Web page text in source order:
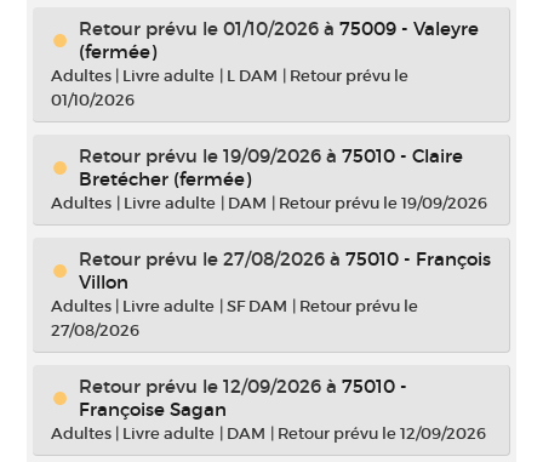
Retour prévu le 01/10/2026 à 75009 - Valeyre
(fermée)
Adultes | Livre adulte | L DAM | Retour prévu le
01/10/2026
Retour prévu le 19/09/2026 à 75010 - Claire
Bretécher (fermée)
Adultes | Livre adulte | DAM | Retour prévu le 19/09/2026
Retour prévu le 27/08/2026 à 75010 - François
Villon
Adultes | Livre adulte |SF DAM | Retour prévu le
27/08/2026
Retour prévu le 12/09/2026 à 75010 -
Françoise Sagan
Adultes | Livre adulte | DAM | Retour prévu le 12/09/2026